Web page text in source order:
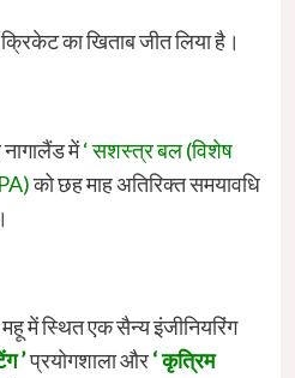
का खिताब जीत लिया है।
में‘सशस्त्र बल (विशेष
को छह माह अतिरिक्त समयावधि
में स्थित एक सैन्य इंजीनियरिंग
’प्रयोगशाला और‘ कृत्रिम